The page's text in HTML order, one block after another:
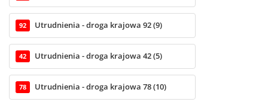
92 Utrudnienia - droga krajowa 92 (9)
42 Utrudnienia - droga krajowa 42 (5)
78 Utrudnienia - droga krajowa 78 (10)